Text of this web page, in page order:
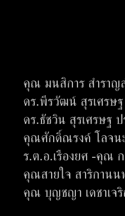
คุณ มนสิการ สำราญ
ดร.พีรวัฒน์ สุรเศรษ
ดร.ธัชวิน สุรเศรษฐ
คุณศักดิ์ณรงค์ โลจน
ร.ต.อ.เรืองยศ -คุณ
คุณสายใจ สาริกาน
คุณ บุญชญา เดชาเจ